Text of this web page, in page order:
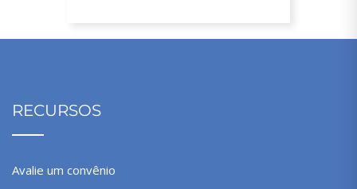
RECURSOS
Avalie um convênio